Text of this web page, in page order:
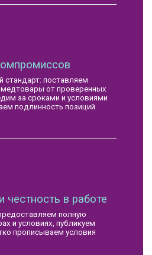
стандарт: поставляем
от проверенных
за сроками и условиями
подлинность позиций
честность в работе
полную
и условиях, публикуем
прописываем условия